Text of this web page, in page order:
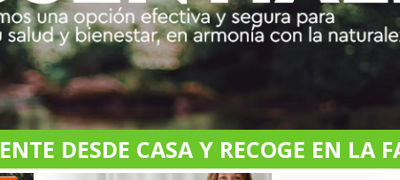
DESDE CASA Y RECOGE EN LA